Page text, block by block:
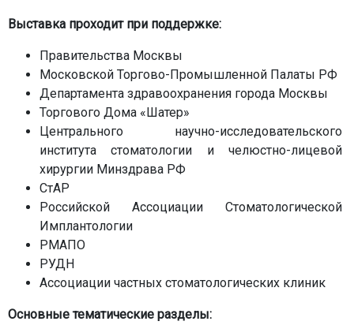
Выставка проходит при поддержке:
Правительства Москвы
Московской Торгово-Промышленной Палаты РФ
Департамента здравоохранения города Москвы
Торгового Дома «Шатер»
Центрального научно-исследовательского
института стоматологии и челюстно-лицевой
хирургии Минздрава РФ
СтАР
Российской Ассоциации Стоматологической
Имплантологии
РМАПО
РУДН
Ассоциации частных стоматологических клиник
Основные тематические разделы: